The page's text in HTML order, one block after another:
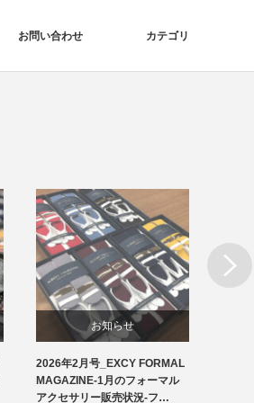
お問い合わせ カテゴリ
お知らせ
フォーマルアクセサリー
2026年2月号_EXCY FORMAL
MAGAZINE-1月のフォーマル
アクセサリー販売状況-フ…
Next